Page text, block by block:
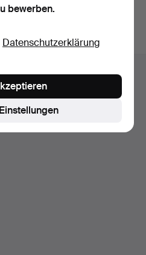
bewerben.
Datenschutzerklärung